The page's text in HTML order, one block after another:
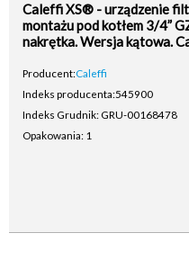
Caleffi XS® - urządzenie
montażu pod kotłem 3/4”
nakrętka. Wersja kątowa.
Producent:Caleffi
Indeks producenta:545900
Indeks Grudnik: GRU-00168478
Opakowania: 1